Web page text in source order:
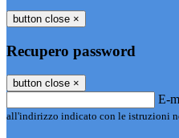
button close ×
Recupero password
button close ×
E-
all'indirizzo indicato con le istruzioni